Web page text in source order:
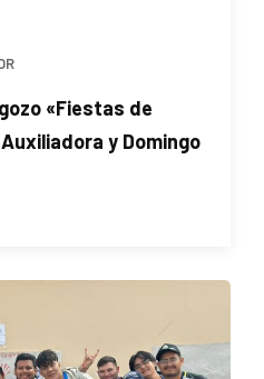
«Fiestas de
y Domingo